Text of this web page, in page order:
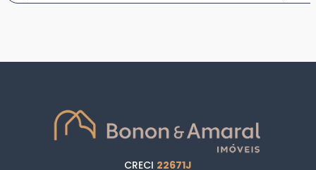
CRECI 22671J